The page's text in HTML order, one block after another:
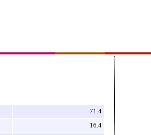
71.4
16.4